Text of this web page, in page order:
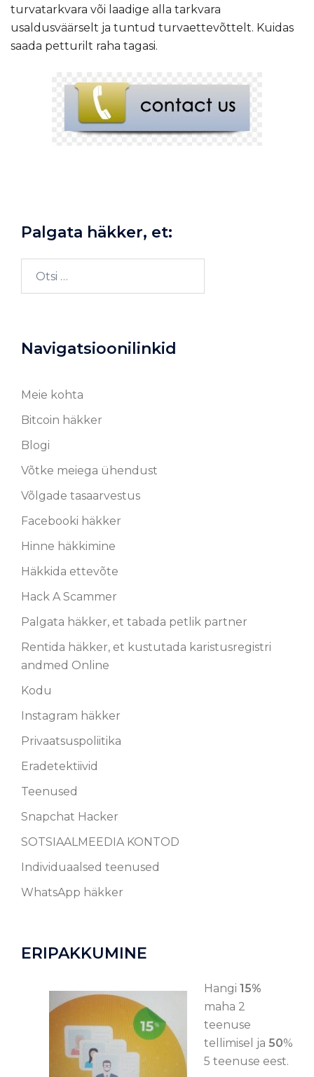
turvatarkvara või laadige alla tarkvara
usaldusväärselt ja tuntud turvaettevõttelt. Kuidas
saada petturilt raha tagasi.
Palgata häkker, et:
Navigatsioonilinkid
Meie kohta
Bitcoin häkker
Blogi
Võtke meiega ühendust
Võlgade tasaarvestus
Facebooki häkker
Hinne häkkimine
Häkkida ettevõte
Hack A Scammer
Palgata häkker, et tabada petlik partner
Rentida häkker, et kustutada karistusregistri
andmed Online
Kodu
Instagram häkker
Privaatsuspoliitika
Eradetektiivid
Teenused
Snapchat Hacker
SOTSIAALMEEDIA KONTOD
Individuaalsed teenused
WhatsApp häkker
ERIPAKKUMINE
Hangi 15%
maha 2
teenuse
tellimisel ja 50%
5 teenuse eest.